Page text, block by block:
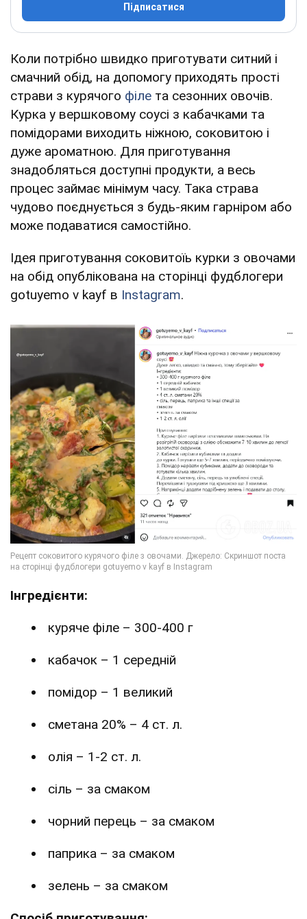
Підписатися
Коли потрібно швидко приготувати ситний і
смачний обід, на допомогу приходять прості
страви з курячого філе та сезонних овочів.
Курка у вершковому соусі з кабачками та
помідорами виходить ніжною, соковитою і
дуже ароматною. Для приготування
знадобляться доступні продукти, а весь
процес займає мінімум часу. Така страва
чудово поєднується з будь-яким гарніром або
може подаватися самостійно.
Ідея приготування соковитоїь курки з овочами
на обід опублікована на сторінці фудблогери
gotuyemo v kayf в Instagram.
Інгредієнти:
куряче філе – 300-400 г
кабачок – 1 середній
помідор – 1 великий
сметана 20% – 4 ст. л.
олія – 1-2 ст. л.
сіль – за смаком
чорний перець – за смаком
паприка – за смаком
зелень – за смаком